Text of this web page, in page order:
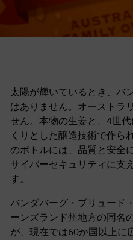
太陽が輝いているとき、バ
はありません。オーストラ
せん。本物の生姜と、4世
くりとした醸造技術で作ら
のボトルには、品質と安全
サイバーセキュリティに支
す。
バンダバーグ・ブリュード
ーンズランド州地方の同名
が、現在では60か国以上に